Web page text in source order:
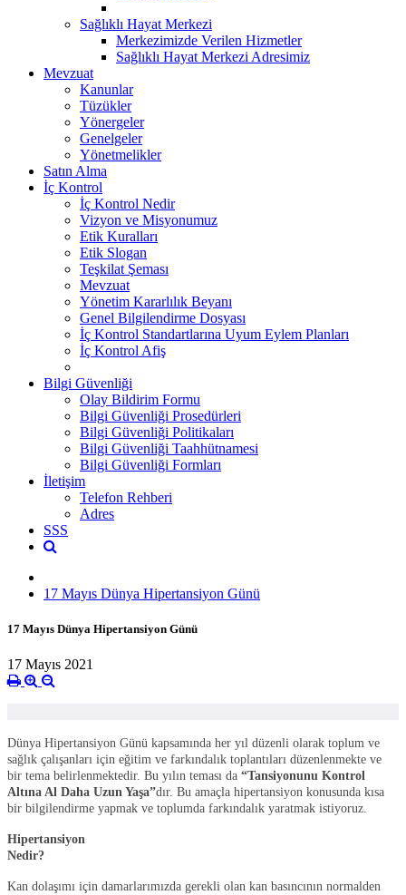
Sağlıklı Hayat Merkezi
Merkezimizde Verilen Hizmetler
Sağlıklı Hayat Merkezi Adresimiz
Mevzuat
Kanunlar
Tüzükler
Yönergeler
Genelgeler
Yönetmelikler
Satın Alma
İç Kontrol
İç Kontrol Nedir
Vizyon ve Misyonumuz
Etik Kuralları
Etik Slogan
Teşkilat Şeması
Mevzuat
Yönetim Kararlılık Beyanı
Genel Bilgilendirme Dosyası
İç Kontrol Standartlarına Uyum Eylem Planları
İç Kontrol Afiş
Bilgi Güvenliği
Olay Bildirim Formu
Bilgi Güvenliği Prosedürleri
Bilgi Güvenliği Politikaları
Bilgi Güvenliği Taahhütnamesi
Bilgi Güvenliği Formları
İletişim
Telefon Rehberi
Adres
SSS
17 Mayıs Dünya Hipertansiyon Günü
17 Mayıs Dünya Hipertansiyon Günü
17 Mayıs 2021
Dünya Hipertansiyon Günü kapsamında her yıl düzenli olarak toplum ve
sağlık çalışanları için eğitim ve farkındalık toplantıları düzenlenmekte ve
bir tema belirlenmektedir. Bu yılın teması da “Tansiyonunu Kontrol
Altına Al Daha Uzun Yaşa”dır. Bu amaçla hipertansiyon konusunda kısa
bir bilgilendirme yapmak ve toplumda farkındalık yaratmak istiyoruz.
Hipertansiyon
Kan dolaşımı için damarlarımızda gerekli olan kan basıncının normalden